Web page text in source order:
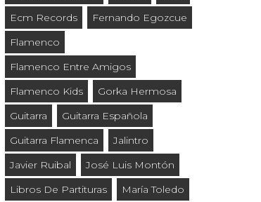
Ecm Records
Fernando Egozcue
Flamenco
Flamenco Entre Amigos
Flamenco Kids
Gorka Hermosa
Guitarra
Guitarra Española
Guitarra Flamenca
Jalintro
Javier Ruibal
José Luis Montón
Libros De Partituras
María Toledo